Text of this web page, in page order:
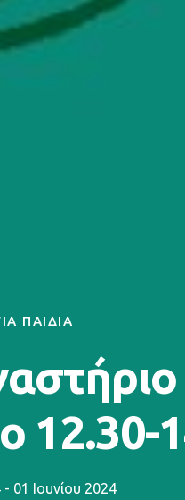
ΠΑΙΔΙΑ
12.30-
01 Ιουνίου 2024